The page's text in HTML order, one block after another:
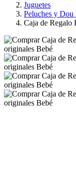
Juguetes
Peluches y Dou
Caja de